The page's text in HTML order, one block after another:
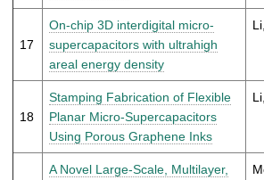
17
On-chip 3D interdigital micro-
supercapacitors with ultrahigh
areal energy density
18
Stamping Fabrication of Flexible
Planar Micro-Supercapacitors
Using Porous Graphene Inks
A Novel Large-Scale, Multilayer,